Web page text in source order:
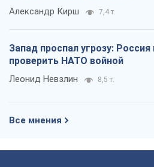
Александр Кирш 7,4 т.
Запад проспал угрозу:
проверить НАТО войной
Леонид Невзлин 8,5 т.
Все мнения